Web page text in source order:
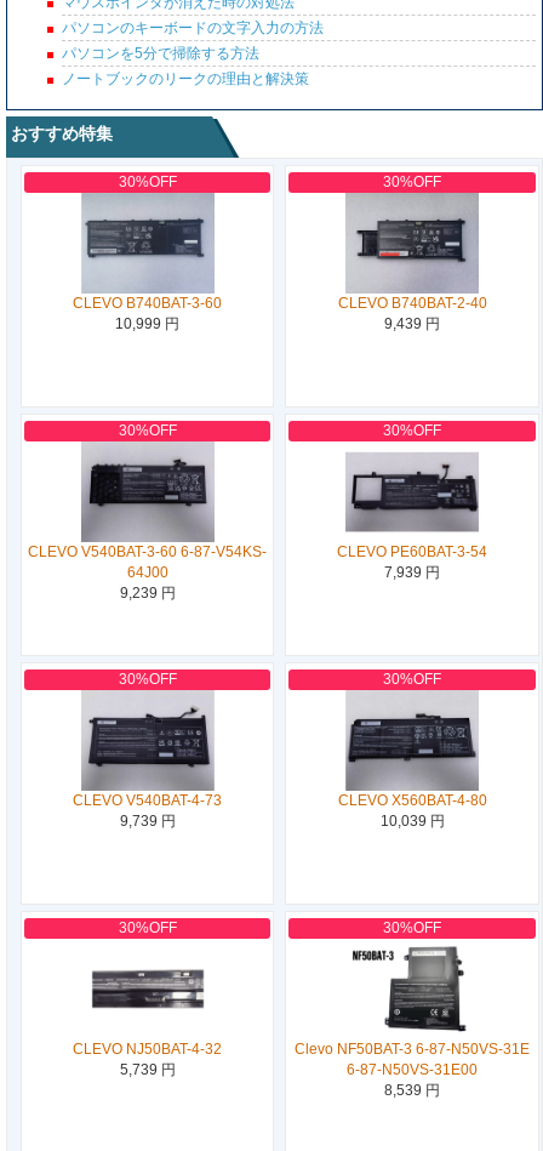
パソコンのキーボードの文字入力の方法
パソコンを5分で掃除する方法
ノートブックのリークの理由と解決策
おすすめ特集
30%OFF
CLEVO B740BAT-3-60
10,999 円
30%OFF
CLEVO B740BAT-2-40
9,439 円
30%OFF
CLEVO V540BAT-3-60 6-87-V54KS-
64J00
9,239 円
30%OFF
CLEVO PE60BAT-3-54
7,939 円
30%OFF
CLEVO V540BAT-4-73
9,739 円
30%OFF
CLEVO X560BAT-4-80
10,039 円
30%OFF
CLEVO NJ50BAT-4-32
5,739 円
30%OFF
Clevo NF50BAT-3 6-87-N50VS-31E
6-87-N50VS-31E00
8,539 円